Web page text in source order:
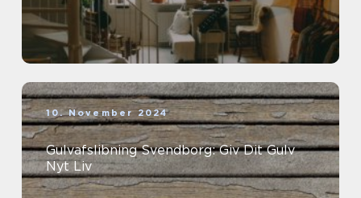
10. November 2024
Gulvafslibning Svendborg: Giv Dit Gulv
Nyt Liv